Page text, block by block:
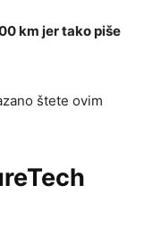
km jer tako piše
štete ovim